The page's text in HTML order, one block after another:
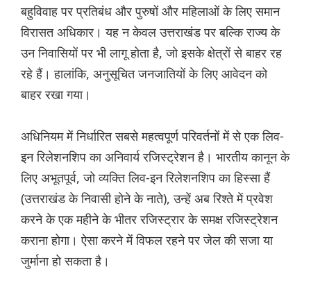
बहुविवाह पर प्रतिबंध और पुरुषों और महिलाओं के लिए समान
विरासत अधिकार। यह न केवल उत्तराखंड पर बल्कि राज्य के
उन निवासियों पर भी लागू होता है, जो इसके क्षेत्रों से बाहर रह
रहे हैं। हालांकि, अनुसूचित जनजातियों के लिए आवेदन को
बाहर रखा गया।
अधिनियम में निर्धारित सबसे महत्वपूर्ण परिवर्तनों में से एक लिव-
इन रिलेशनशिप का अनिवार्य रजिस्ट्रेशन है। भारतीय कानून के
लिए अभूतपूर्व, जो व्यक्ति लिव-इन रिलेशनशिप का हिस्सा हैं
(उत्तराखंड के निवासी होने के नाते), उन्हें अब रिश्ते में प्रवेश
करने के एक महीने के भीतर रजिस्ट्रार के समक्ष रजिस्ट्रेशन
कराना होगा। ऐसा करने में विफल रहने पर जेल की सजा या
जुर्माना हो सकता है।